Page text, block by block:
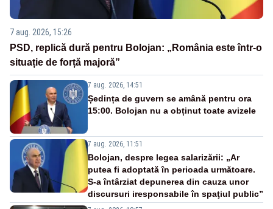
7 aug. 2026, 15:26
PSD, replică dură pentru Bolojan: „România este într-o
situație de forță majoră”
7 aug. 2026, 14:51
Ședința de guvern se amână pentru ora
15:00. Bolojan nu a obținut toate avizele
7 aug. 2026, 11:51
Bolojan, despre legea salarizării: „Ar
putea fi adoptată în perioada următoare.
S-a întârziat depunerea din cauza unor
discursuri iresponsabile în spaţiul public”